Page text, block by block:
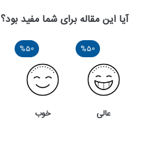
آیا این مقاله برای شما مفید بود؟
%50
عالی
%50
خوب